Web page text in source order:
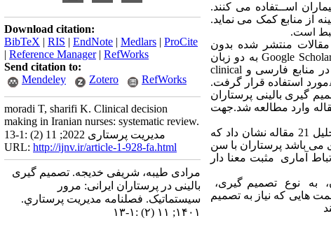
اســتفاده می کنند.
از منابع کمک می نماید.
است.
مقالات منتشر شده بدون
Googleبه دو زبان
منابع فارسی و clinical
مورد استفاده قرار گرفت.
گیری بالینی پرستاران
از مجموع 144مقاله بدست آمده اولیه، 21 مقاله مورد تجزیه و تحلیل قرار گرفت. نتایج تجزیه و تحلیل 21 مقاله نشان داد که
می باشد پرستاران با سن
آماری مثبت معنا دار
به نوع تصمیم گیری،
هایی که نیاز به تصمیم
Download citation:
BibTeX | RIS | EndNote | Medlars | ProCite
| Reference Manager| RefWorks
Send citation to:
Mendeley
Zotero RefWorks
moradi T, sharifi K. Clinical decision
making in Iranian nurses: systematic review.
مدیریت پرستاری 2022; 11 (2) :1-13
URL: http://ijnv.ir/article-1-928-fa.html
مرادی طیبه، شریفی خدیجه. تصمیم گیری
بالینی در پرستاران ایرانی: مرور
سیستماتیک. فصلنامه مديريت پرستاري.
۱۴۰۱; ۱۱ (۲) :۱-۱۳